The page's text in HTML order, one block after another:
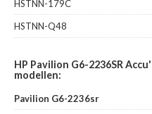
HSTNN-179C
HSTNN-Q48
HP Pavilion G6-2236SR
modellen:
Pavilion G6-2236sr